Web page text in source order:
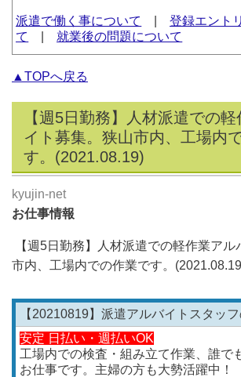
派遣で働く事について |登録エント
て
就業後の問題について
▲TOPへ戻る
【週5日勤務】人材派遣での
イト募集。狭山市内、工場内
す。(2021.08.19)
kyujin-net
お仕事情報
【週5日勤務】人材派遣での軽作業アル
市内、工場内での作業です。(2021.08.19
【20210819】派遣アルバイトスタッ
安定 日払い・週払いOK
工場内での検査・組み立て作業、誰で
お仕事です。主婦の方も大勢活躍中！